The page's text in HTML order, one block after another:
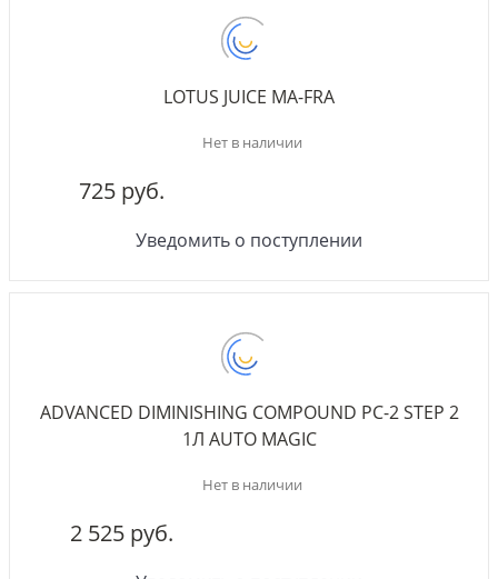
LOTUS JUICE MA-FRA
Нет в наличии
725 руб.
Уведомить о поступлении
ADVANCED DIMINISHING COMPOUND PC-2 STEP 2
1Л AUTO MAGIC
Нет в наличии
2 525 руб.